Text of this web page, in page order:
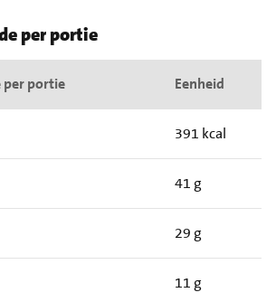
per portie
per portie Eenheid
391 kcal
41 g
29 g
11 g